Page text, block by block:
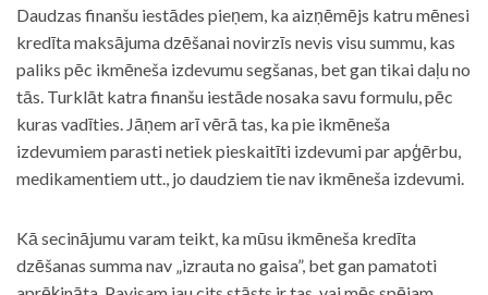
Daudzas finanšu iestādes pieņem, ka aizņēmējs katru mēnesi
kredīta maksājuma dzēšanai novirzīs nevis visu summu, kas
paliks pēc ikmēneša izdevumu segšanas, bet gan tikai daļu no
tās. Turklāt katra finanšu iestāde nosaka savu formulu, pēc
kuras vadīties. Jāņem arī vērā tas, ka pie ikmēneša
izdevumiem parasti netiek pieskaitīti izdevumi par apģērbu,
medikamentiem utt., jo daudziem tie nav ikmēneša izdevumi.
Kā secinājumu varam teikt, ka mūsu ikmēneša kredīta
dzēšanas summa nav „izrauta no gaisa”, bet gan pamatoti